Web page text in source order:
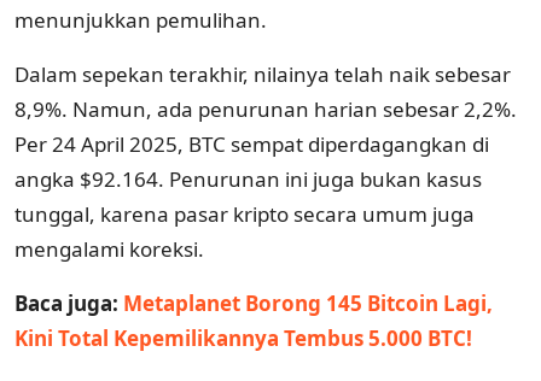
menunjukkan pemulihan.
Dalam sepekan terakhir, nilainya telah naik sebesar
8,9%. Namun, ada penurunan harian sebesar 2,2%.
Per 24 April 2025, BTC sempat diperdagangkan di
angka $92.164. Penurunan ini juga bukan kasus
tunggal, karena pasar kripto secara umum juga
mengalami koreksi.
Baca juga: Metaplanet Borong 145 Bitcoin Lagi,
Kini Total Kepemilikannya Tembus 5.000 BTC!